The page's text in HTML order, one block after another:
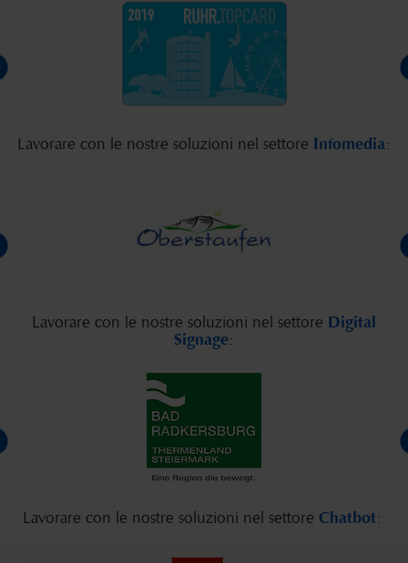
Lavorare con le nostre soluzioni nel settore Infomedia:
Lavorare con le nostre soluzioni nel settore Digital
Signage:
Lavorare con le nostre soluzioni nel settore Chatbot: